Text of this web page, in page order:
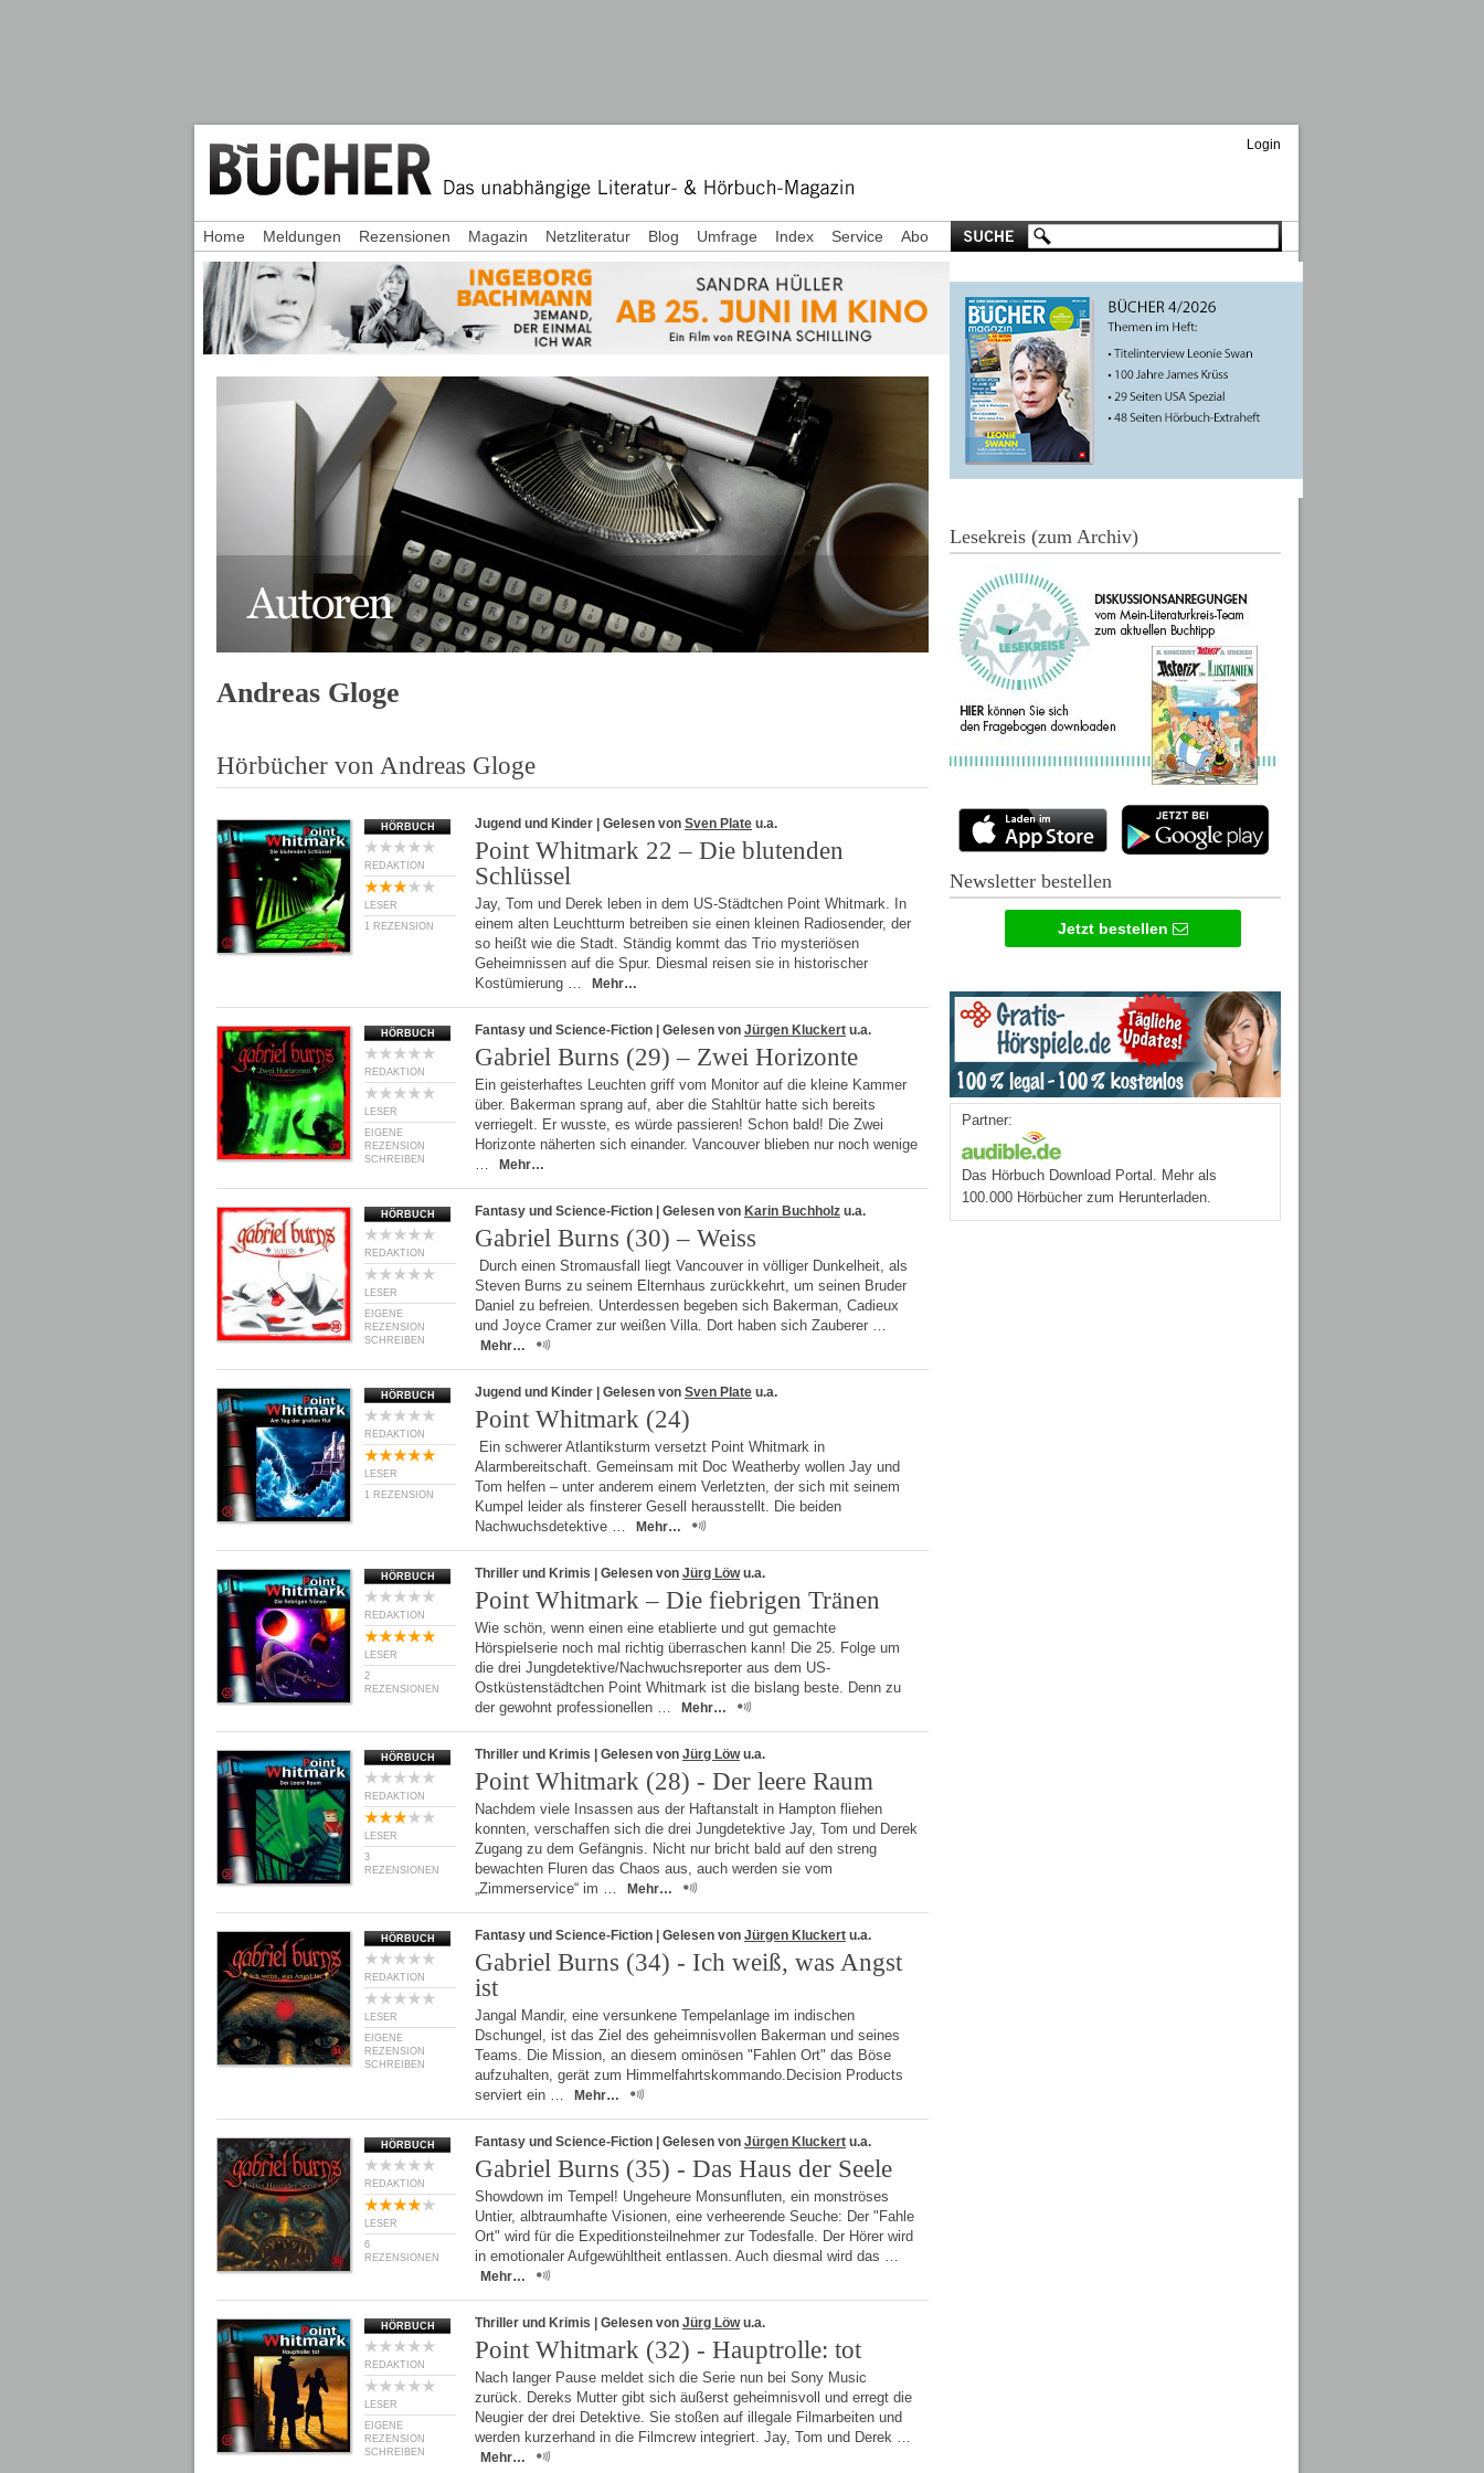
Login
Andreas Gloge
Hörbücher von Andreas Gloge
HÖRBUCH
REDAKTION
LESER
1 REZENSION
Jugend und Kinder | Gelesen von Sven Plate u.a.
Point Whitmark 22 – Die blutenden
Schlüssel
Jay, Tom und Derek leben in dem US-Städtchen Point Whitmark. In
einem alten Leuchtturm betreiben sie einen kleinen Radiosender, der
so heißt wie die Stadt. Ständig kommt das Trio mysteriösen
Geheimnissen auf die Spur. Diesmal reisen sie in historischer
Kostümierung …
Mehr…
HÖRBUCH
REDAKTION
LESER
EIGENE
REZENSION
SCHREIBEN
Fantasy und Science-Fiction | Gelesen von Jürgen Kluckert u.a.
Gabriel Burns (29) – Zwei Horizonte
Ein geisterhaftes Leuchten griff vom Monitor auf die kleine Kammer
über. Bakerman sprang auf, aber die Stahltür hatte sich bereits
verriegelt. Er wusste, es würde passieren! Schon bald! Die Zwei
Horizonte näherten sich einander. Vancouver blieben nur noch wenige
…
Mehr…
HÖRBUCH
REDAKTION
LESER
EIGENE
REZENSION
SCHREIBEN
Fantasy und Science-Fiction | Gelesen von Karin Buchholz u.a.
Gabriel Burns (30) – Weiss
Durch einen Stromausfall liegt Vancouver in völliger Dunkelheit, als
Steven Burns zu seinem Elternhaus zurückkehrt, um seinen Bruder
Daniel zu befreien. Unterdessen begeben sich Bakerman, Cadieux
und Joyce Cramer zur weißen Villa. Dort haben sich Zauberer …
Mehr…
HÖRBUCH
REDAKTION
LESER
1 REZENSION
Jugend und Kinder | Gelesen von Sven Plate u.a.
Point Whitmark (24)
Ein schwerer Atlantiksturm versetzt Point Whitmark in
Alarmbereitschaft. Gemeinsam mit Doc Weatherby wollen Jay und
Tom helfen – unter anderem einem Verletzten, der sich mit seinem
Kumpel leider als finsterer Gesell herausstellt. Die beiden
Nachwuchsdetektive …
Mehr…
HÖRBUCH
REDAKTION
LESER
2
REZENSIONEN
Thriller und Krimis | Gelesen von Jürg Löwu.a.
Point Whitmark – Die fiebrigen Tränen
Wie schön, wenn einen eine etablierte und gut gemachte
Hörspielserie noch mal richtig überraschen kann! Die 25. Folge um
die drei Jungdetektive/Nachwuchsreporter aus dem US-
Ostküstenstädtchen Point Whitmark ist die bislang beste. Denn zu
der gewohnt professionellen …
Mehr…
HÖRBUCH
REDAKTION
LESER
3
REZENSIONEN
Thriller und Krimis | Gelesen von Jürg Löwu.a.
Point Whitmark (28) - Der leere Raum
Nachdem viele Insassen aus der Haftanstalt in Hampton fliehen
konnten, verschaffen sich die drei Jungdetektive Jay, Tom und Derek
Zugang zu dem Gefängnis. Nicht nur bricht bald auf den streng
bewachten Fluren das Chaos aus, auch werden sie vom
„Zimmerservice“ im …
Mehr…
HÖRBUCH
REDAKTION
LESER
EIGENE
REZENSION
SCHREIBEN
Fantasy und Science-Fiction | Gelesen von Jürgen Kluckert u.a.
Gabriel Burns (34) - Ich weiß, was Angst
ist
Jangal Mandir, eine versunkene Tempelanlage im indischen
Dschungel, ist das Ziel des geheimnisvollen Bakerman und seines
Teams. Die Mission, an diesem ominösen "Fahlen Ort" das Böse
aufzuhalten, gerät zum Himmelfahrtskommando.Decision Products
serviert ein …
Mehr…
HÖRBUCH
REDAKTION
LESER
6
REZENSIONEN
Fantasy und Science-Fiction | Gelesen von Jürgen Kluckert u.a.
Gabriel Burns (35) - Das Haus der Seele
Showdown im Tempel! Ungeheure Monsunfluten, ein monströses
Untier, albtraumhafte Visionen, eine verheerende Seuche: Der "Fahle
Ort" wird für die Expeditionsteilnehmer zur Todesfalle. Der Hörer wird
in emotionaler Aufgewühltheit entlassen. Auch diesmal wird das …
Mehr…
HÖRBUCH
REDAKTION
LESER
EIGENE
REZENSION
SCHREIBEN
Thriller und Krimis | Gelesen von Jürg Löwu.a.
Point Whitmark (32) - Hauptrolle: tot
Nach langer Pause meldet sich die Serie nun bei Sony Music
zurück. Dereks Mutter gibt sich äußerst geheimnisvoll und erregt die
Neugier der drei Detektive. Sie stoßen auf illegale Filmarbeiten und
werden kurzerhand in die Filmcrew integriert. Jay, Tom und Derek …
Mehr…
Home Meldungen Rezensionen Magazin Netzliteratur Blog Umfrage Index Service Abo
Lesekreis (zum Archiv)
Newsletter bestellen
Jetzt bestellen
Partner:
Das Hörbuch Download Portal. Mehr als
100.000 Hörbücher zum Herunterladen.